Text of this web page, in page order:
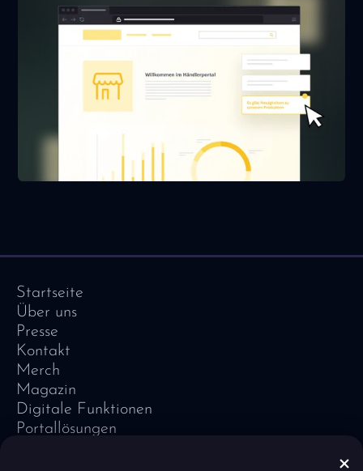
Startseite
Über uns
Presse
Kontakt
Merch
Magazin
Digitale Funktionen
Portallösungen